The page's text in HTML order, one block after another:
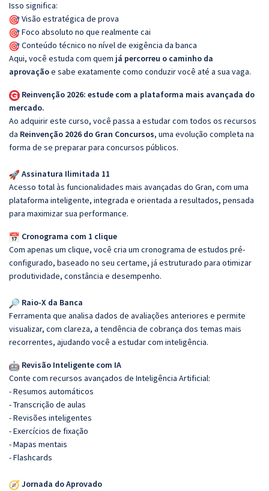
Isso significa:
Visão estratégica de prova
Foco absoluto no que realmente cai
Conteúdo técnico no nível de exigência da banca
Aqui, você estuda com quem já percorreu o caminho da
aprovaçãoe sabe exatamente como conduzir você até a sua vaga.
Reinvenção 2026: estude com a plataforma mais avançada do
mercado.
Ao adquirir este curso, você passa a estudar com todos os recursos
da Reinvenção 2026 do Gran Concursos, uma evolução completa na
forma de se preparar para concursos públicos.
Assinatura Ilimitada 11
Acesso total às funcionalidades mais avançadas do Gran, com uma
plataforma inteligente, integrada e orientada a resultados, pensada
para maximizar sua performance.
Cronograma com 1 clique
Com apenas um clique, você cria um cronograma de estudos pré-
configurado, baseado no seu certame, já estruturado para otimizar
produtividade, constância e desempenho.
Raio-X da Banca
Ferramenta que analisa dados de avaliações anteriores e permite
visualizar, com clareza, a tendência de cobrança dos temas mais
recorrentes, ajudando você a estudar com inteligência.
Revisão Inteligente com IA
Conte com recursos avançados de Inteligência Artificial:
- Resumos automáticos
- Transcrição de aulas
- Revisões inteligentes
- Exercícios de fixação
- Mapas mentais
- Flashcards
Jornada do Aprovado